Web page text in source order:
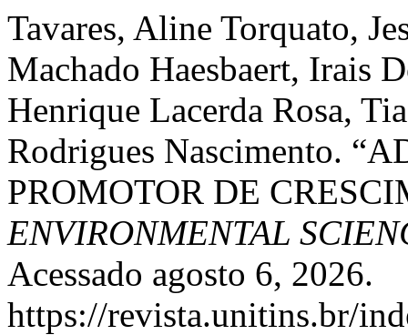
Tavares, Aline Torquato,
Machado Haesbaert, Irais
Henrique Lacerda Rosa,
Rodrigues Nascimento.
PROMOTOR DE
ENVIRONMENTAL
Acessado agosto 6, 2026.
https://revista.unitins.br/